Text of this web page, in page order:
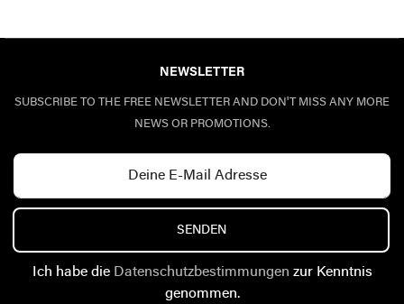
NEWSLETTER
SUBSCRIBE TO THE FREE NEWSLETTER AND DON'T MISS ANY MORE
NEWS OR PROMOTIONS.
SENDEN
Ich habe die Datenschutzbestimmungen zur Kenntnis
genommen.